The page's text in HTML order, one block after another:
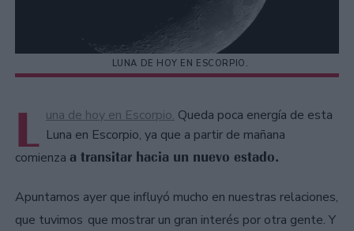
LUNA DE HOY EN ESCORPIO.
L una de hoy en Escorpio. Queda poca energía de esta
Luna en Escorpio, ya que a partir de mañana
comienza a transitar hacia un nuevo estado.
Apuntamos ayer que influyó mucho en nuestras relaciones,
que tuvimos que mostrar un gran interés por otra gente. Y